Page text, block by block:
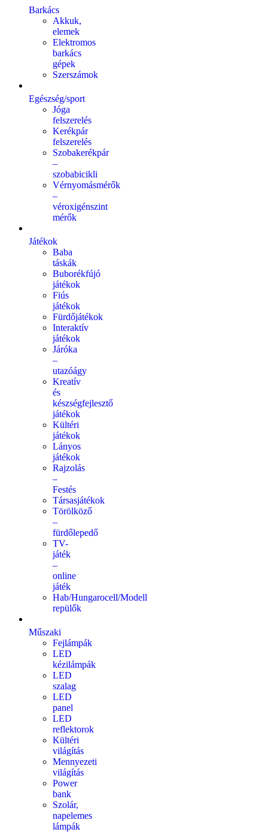
Barkács
Akkuk,
elemek
Elektromos
barkács
gépek
Szerszámok
Egészség/sport
Jóga
felszerelés
Kerékpár
felszerelés
Szobakerékpár
–
szobabicikli
Vérnyomásmérők
–
véroxigénszint
mérők
Játékok
Baba
táskák
Buborékfújó
játékok
Fiús
játékok
Fürdőjátékok
Interaktív
játékok
Járóka
–
utazóágy
Kreatív
és
készségfejlesztő
játékok
Kültéri
játékok
Lányos
játékok
Rajzolás
–
Festés
Társasjátékok
Törölköző
–
fürdőlepedő
TV-
játék
–
online
játék
Hab/Hungarocell/Modell
repülők
Műszaki
Fejlámpák
LED
kézilámpák
LED
szalag
LED
panel
LED
reflektorok
Kültéri
világítás
Mennyezeti
világítás
Power
bank
Szolár,
napelemes
lámpák